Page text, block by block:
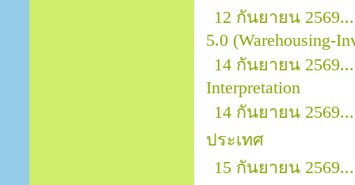
12 กันยายน
5.0 (Warehousing-
14 กันยายน
Interpretation
14 กันยายน
ประเทศ
15 กันยายน